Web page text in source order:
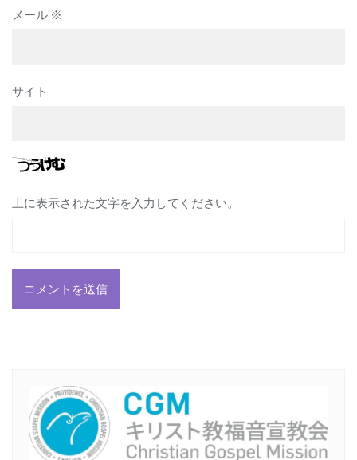
メール ※
サイト
上に表示された文字を入力してください。